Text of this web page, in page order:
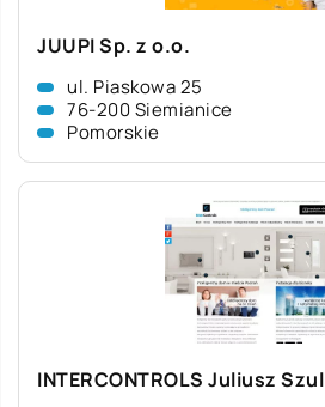
JUUPI Sp. z o.o.
ul. Piaskowa 25
76-200 Siemianice
Pomorskie
INTERCONTROLS Juliusz Szul